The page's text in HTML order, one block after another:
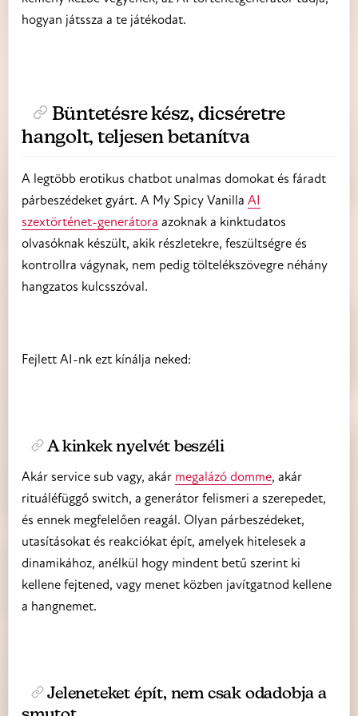
hogyan játssza a te játékodat.
Büntetésre kész, dicséretre
hangolt, teljesen betanítva
A legtöbb erotikus chatbot unalmas domokat és fáradt
párbeszédeket gyárt. A My Spicy Vanilla AI
szextörténet-generátora azoknak a kinktudatos
olvasóknak készült, akik részletekre, feszültségre és
kontrollra vágynak, nem pedig töltelékszövegre néhány
hangzatos kulcsszóval.
Fejlett AI-nk ezt kínálja neked:
A kinkek nyelvét beszéli
Akár service sub vagy, akár megalázó domme, akár
rituáléfüggő switch, a generátor felismeri a szerepedet,
és ennek megfelelően reagál. Olyan párbeszédeket,
utasításokat és reakciókat épít, amelyek hitelesek a
dinamikához, anélkül hogy mindent betű szerint ki
kellene fejtened, vagy menet közben javítgatnod kellene
a hangnemet.
Jeleneteket épít, nem csak odadobja a